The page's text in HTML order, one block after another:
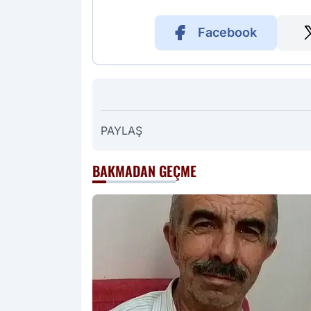
Facebook
PAYLAŞ
BAKMADAN GEÇME